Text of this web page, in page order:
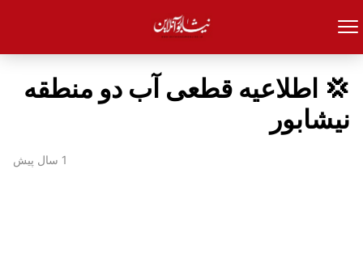
💢 اطلاعیه قطعی آب دو منطقه
نیشابور
1 سال پیش